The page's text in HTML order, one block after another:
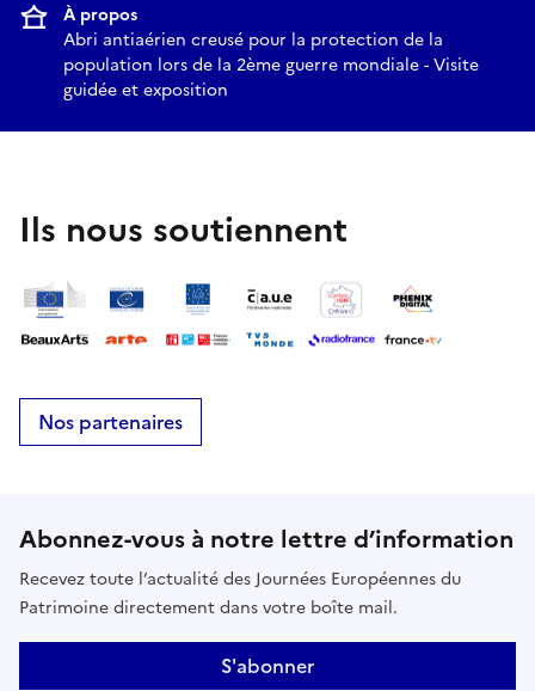
À propos
Abri antiaérien creusé pour la protection de la
population lors de la 2ème guerre mondiale - Visite
guidée et exposition
Ils nous soutiennent
Nos partenaires
Abonnez-vous à notre lettre d’information
Recevez toute l’actualité des Journées Européennes du
Patrimoine directement dans votre boîte mail.
S'abonner